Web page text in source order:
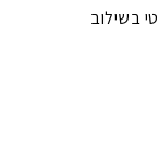
בשילוב